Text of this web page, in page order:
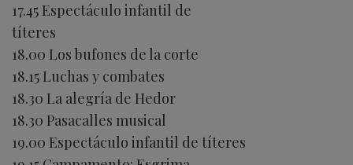
17.45 Espectáculo infantil de
títeres
18.00 Los bufones de la corte
18.15 Luchas y combates
18.30 La alegría de Hedor
18.30 Pasacalles musical
19.00 Espectáculo infantil de títeres